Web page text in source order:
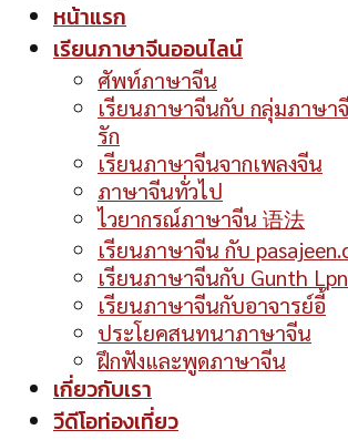
หน้าแรก
เรียนภาษาจีนออนไลน์
ศัพท์ภาษาจีน
เรียนภาษาจีนกับ กลุ่มภาษา
รัก
เรียนภาษาจีนจากเพลงจีน
ภาษาจีนทั่วไป
ไวยากรณ์ภาษาจีน 语法
เรียนภาษาจีน กับ
เรียนภาษาจีนกับ Gunth
เรียนภาษาจีนกับอาจารย์อี้
ประโยคสนทนาภาษาจีน
ฝึกฟังและพูดภาษาจีน
เกี่ยวกับเรา
วีดีโอท่องเที่ยว